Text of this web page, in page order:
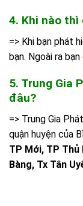
4. Khi nào
=> Khi bạn phát
bạn. Ngoài ra
5. Trung Gia
đâu?
=> Trung Gia
quận huyện của
TP Mới, TP Thủ
Bàng, Tx Tân